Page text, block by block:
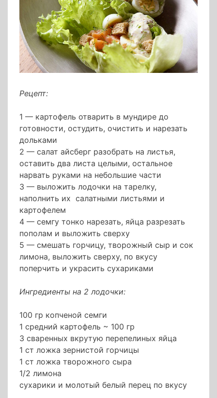
Рецепт:
1 — картофель отварить в мундире до
готовности, остудить, очистить и нарезать
дольками
2 — салат айсберг разобрать на листья,
оставить два листа целыми, остальное
нарвать руками на небольшие части
3 — выложить лодочки на тарелку,
наполнить их салатными листьями и
картофелем
4 — семгу тонко нарезать, яйца разрезать
пополам и выложить сверху
5 — смешать горчицу, творожный сыр и сок
лимона, выложить сверху, по вкусу
поперчить и украсить сухариками
Ингредиенты на 2 лодочки:
100 гр копченой семги
1 средний картофель ~ 100 гр
3 сваренных вкрутую перепелиных яйца
1 ст ложка зернистой горчицы
1 ст ложка творожного сыра
1/2 лимона
сухарики и молотый белый перец по вкусу